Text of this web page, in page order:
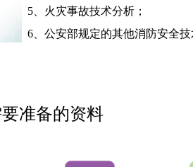
5、火灾事故技术分析；
6、公安部规定的其他消防安全技
准备的资料